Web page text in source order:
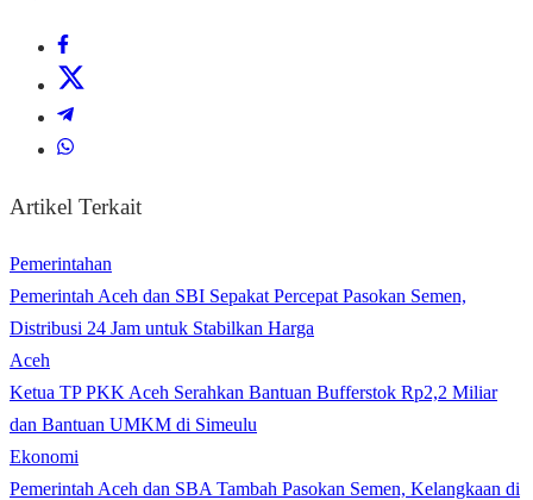
Artikel Terkait
Pemerintahan
Pemerintah Aceh dan SBI Sepakat Percepat Pasokan Semen,
Distribusi 24 Jam untuk Stabilkan Harga
Aceh
Ketua TP PKK Aceh Serahkan Bantuan Bufferstok Rp2,2 Miliar
dan Bantuan UMKM di Simeulu
Ekonomi
Pemerintah Aceh dan SBA Tambah Pasokan Semen, Kelangkaan di